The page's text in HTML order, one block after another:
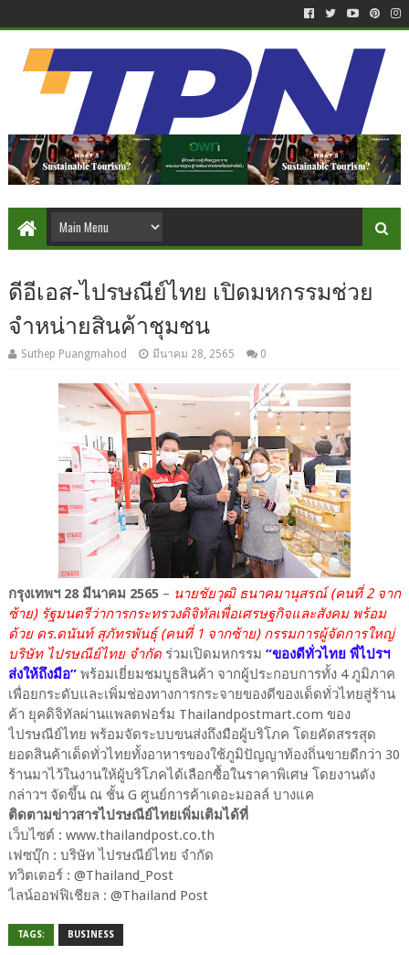
ดีอีเอส-ไปรษณีย์ไทย เปิดมหกรรมช่วย
จำหน่ายสินค้าชุมชน
Suthep Puangmahod มีนาคม 28, 2565 0
กรุงเทพฯ 28 มีนาคม 2565– นายชัยวุฒิ ธนาคมานุสรณ์ (คนที่ 2 จาก
ซ้าย) รัฐมนตรีว่าการกระทรวงดิจิทัลเพื่อเศรษฐกิจและสังคม พร้อม
ด้วย ดร.ดนันท์ สุภัทรพันธุ์ (คนที่ 1 จากซ้าย) กรรมการผู้จัดการใหญ่
บริษัท ไปรษณีย์ไทย จำกัด ร่วมเปิดมหกรรม “ของดีทั่วไทย พี่ไปรฯ
ส่งให้ถึงมือ” พร้อมเยี่ยมชมบูธสินค้า จากผู้ประกอบการทั้ง 4 ภูมิภาค
เพื่อยกระดับและเพิ่มช่องทางการกระจายของดีของเด็ดทั่วไทยสู่ร้าน
ค้า ยุคดิจิทัลผ่านแพลตฟอร์ม Thailandpostmart.com ของ
ไปรษณีย์ไทย พร้อมจัดระบบขนส่งถึงมือผู้บริโภค โดยคัดสรรสุด
ยอดสินค้าเด็ดทั่วไทยทั้งอาหารของใช้ภูมิปัญญาท้องถิ่นขายดีกว่า 30
ร้านมาไว้ในงานให้ผู้บริโภคได้เลือกซื้อในราคาพิเศษ โดยงานดัง
กล่าวฯ จัดขึ้น ณ ชั้น G ศูนย์การค้าเดอะมอลล์ บางแค
ติดตามข่าวสารไปรษณีย์ไทยเพิ่มเติมได้ที่
เว็บไซต์ : www.thailandpost.co.th
เฟซบุ๊ก : บริษัท ไปรษณีย์ไทย จำกัด
ทวิตเตอร์ : @Thailand_Post
ไลน์ออฟฟิเชียล : @Thailand Post
TAGS: BUSINESS